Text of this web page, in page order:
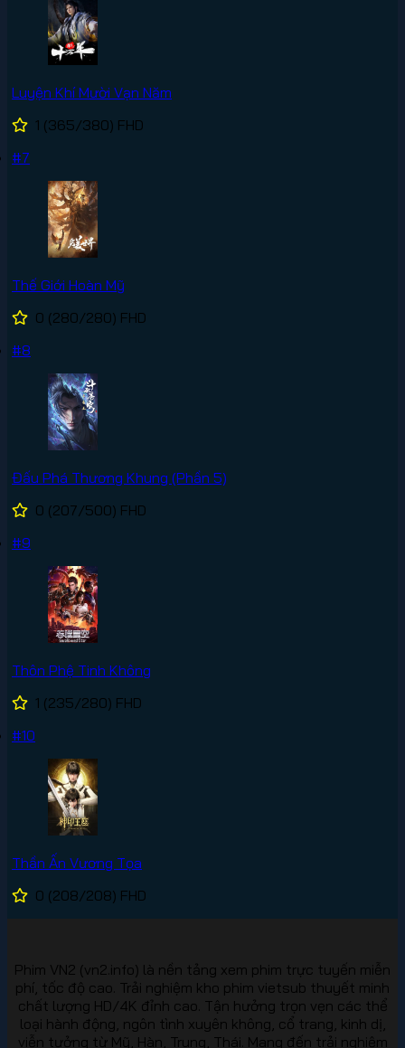
Luyện Khí Mười Vạn Năm
1 (365/380) FHD
#7
Thế Giới Hoàn Mỹ
0 (280/280) FHD
#8
Đấu Phá Thương Khung (Phần 5)
0 (207/500) FHD
#9
Thôn Phệ Tinh Không
1 (235/280) FHD
#10
Thần Ấn Vương Tọa
0 (208/208) FHD
Phim VN2 (vn2.info) là nền tảng xem phim trực tuyến miễn
phí, tốc độ cao. Trải nghiệm kho phim vietsub thuyết minh
chất lượng HD/4K đỉnh cao. Tận hưởng trọn vẹn các thể
loại hành động, ngôn tình xuyên không, cổ trang, kinh dị,
viễn tưởng từ Mỹ, Hàn, Trung, Thái. Mang đến trải nghiệm